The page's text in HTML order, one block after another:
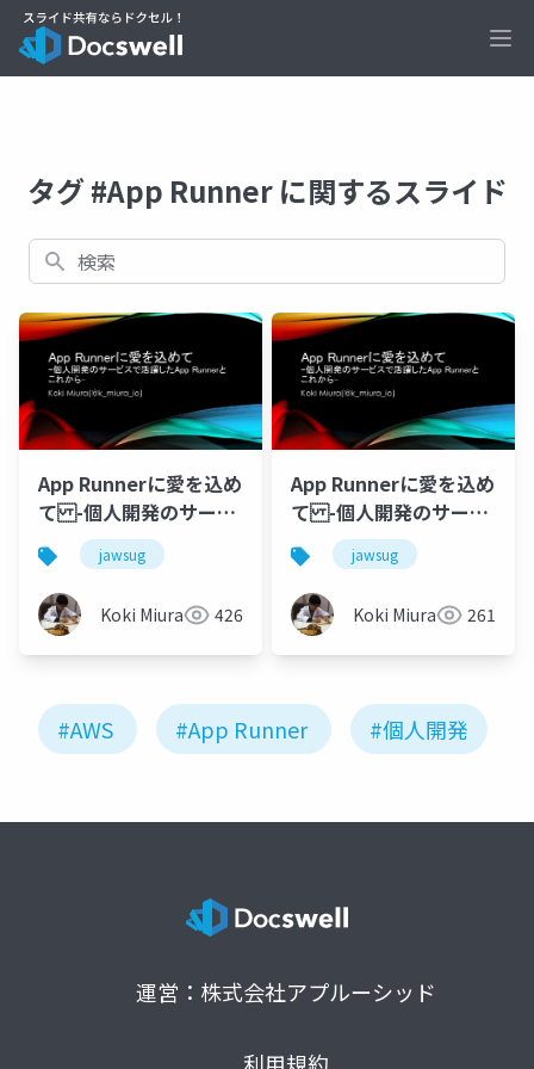
タグ #App Runner に関するスライド
検索
App Runnerに愛を込め
て -個人開発のサービ
スで活躍したApp
Runnerとこれから-
jawsug
Koki Miura 426
App Runnerに愛を込め
て -個人開発のサービ
スで活躍したApp
Runnerとこれから-
jawsug
Koki Miura 261
#AWS #App Runner #個人開発
運営：株式会社アプルーシッド